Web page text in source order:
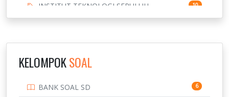
INSTITUT TEKNOLOGI SEPULUH
NOVEMBER
10
3
KELOMPOKSOAL
BANK SOAL SD 6